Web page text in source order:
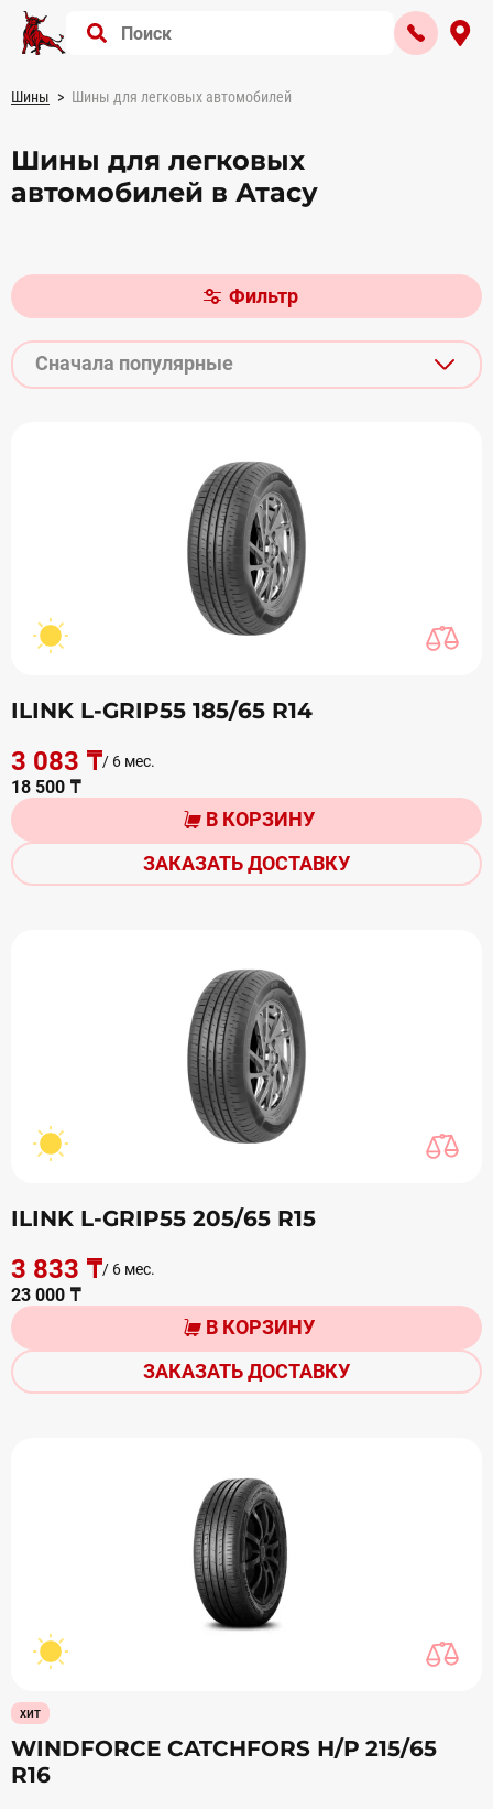
Шины Шины для легковых автомобилей
Шины для легковых
автомобилей в Атасу
Фильтр
Сначала популярные
ILINK L-GRIP55 185/65 R14
3 083 ₸/ 6 мес.
18 500 ₸
В КОРЗИНУ
ЗАКАЗАТЬ ДОСТАВКУ
ILINK L-GRIP55 205/65 R15
3 833 ₸/ 6 мес.
23 000 ₸
В КОРЗИНУ
ЗАКАЗАТЬ ДОСТАВКУ
хит
WINDFORCE CATCHFORS Н/Р 215/65
R16